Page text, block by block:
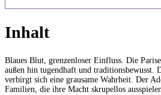
Inhalt
Blaues Blut, grenzenloser Einfluss. Die
außen hin tugendhaft und traditionsbewusst.
verbirgt sich eine grausame Wahrheit. Der
Familien, die ihre Macht skrupellos